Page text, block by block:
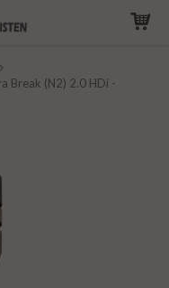
Break (N2) 2.0 HDi -